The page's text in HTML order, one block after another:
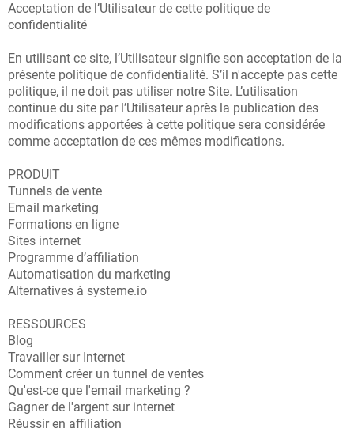
Acceptation de l’Utilisateur de cette politique de
confidentialité
En utilisant ce site, l’Utilisateur signifie son acceptation de la
présente politique de confidentialité. S’il n'accepte pas cette
politique, il ne doit pas utiliser notre Site. L’utilisation
continue du site par l’Utilisateur après la publication des
modifications apportées à cette politique sera considérée
comme acceptation de ces mêmes modifications.
PRODUIT
Tunnels de vente
Email marketing
Formations en ligne
Sites internet
Programme d’affiliation
Automatisation du marketing
Alternatives à systeme.io
RESSOURCES
Blog
Travailler sur Internet
Comment créer un tunnel de ventes
Qu'est-ce que l'email marketing ?
Gagner de l'argent sur internet
Réussir en affiliation